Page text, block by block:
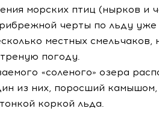
морских птиц (нырков и
черты по льду уже
местных смельчаков,
погоду.
«соленого» озера
из них, поросший
коркой льда.